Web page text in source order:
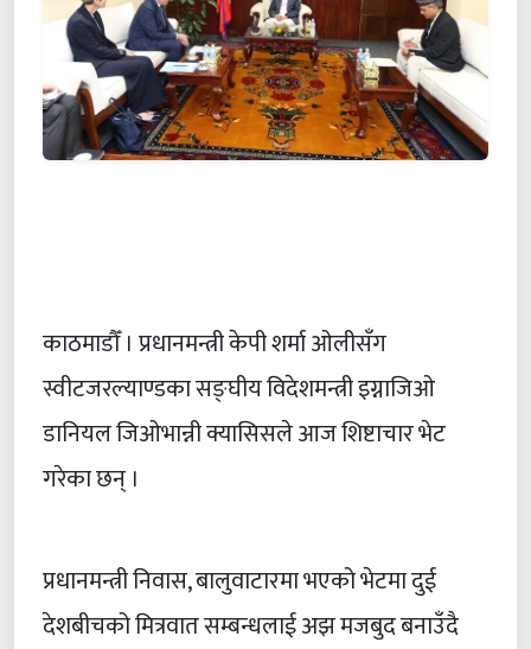
काठमाडौँ । प्रधानमन्त्री केपी शर्मा ओलीसँग
स्वीटजरल्याण्डका सङ्घीय विदेशमन्त्री इग्नाजिओ
डानियल जिओभान्नी क्यासिसले आज शिष्टाचार भेट
गरेका छन् ।
प्रधानमन्त्री निवास, बालुवाटारमा भएको भेटमा दुई
देशबीचको मित्रवात सम्बन्धलाई अझ मजबुद बनाउँदै